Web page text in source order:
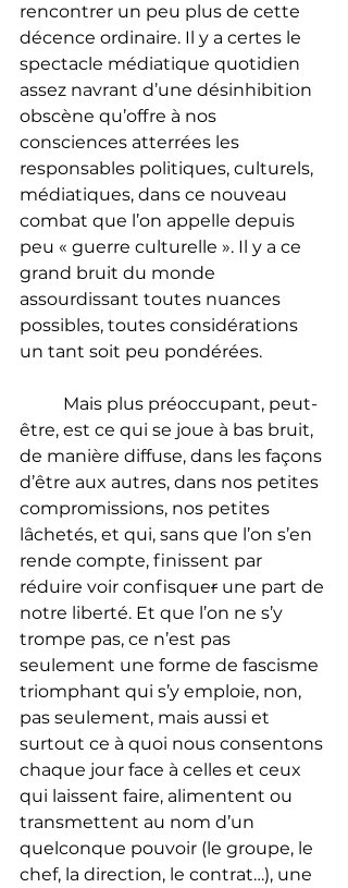
rencontrer un peu plus de cette
décence ordinaire. Il y a certes le
spectacle médiatique quotidien
assez navrant d’une désinhibition
obscène qu’offre à nos
consciences atterrées les
responsables politiques, culturels,
médiatiques, dans ce nouveau
combat que l’on appelle depuis
peu « guerre culturelle ». Il y a ce
grand bruit du monde
assourdissant toutes nuances
possibles, toutes considérations
un tant soit peu pondérées.
être, est ce qui se joue à bas bruit,
de manière diffuse, dans les façons
d’être aux autres, dans nos petites
compromissions, nos petites
lâchetés, et qui, sans que l’on s’en
rende compte, finissent par
réduire voir confisquer une part de
notre liberté. Et que l’on ne s’y
trompe pas, ce n’est pas
seulement une forme de fascisme
triomphant qui s’y emploie, non,
pas seulement, mais aussi et
surtout ce à quoi nous consentons
chaque jour face à celles et ceux
qui laissent faire, alimentent ou
transmettent au nom d’un
quelconque pouvoir (le groupe, le
chef, la direction, le contrat…), une